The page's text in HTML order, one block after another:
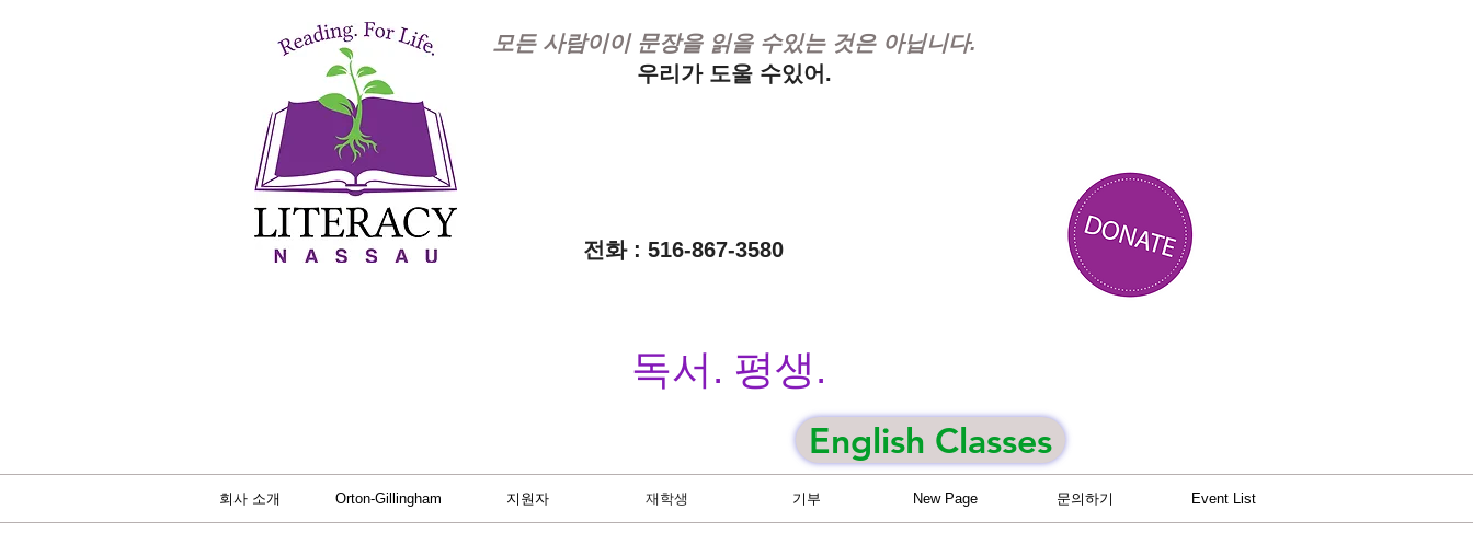
모든 사람이이 문장을 읽을 수있는 것은 아닙니다.
우리가 도울 수있어.
전화 : 516-867-3580
독서. 평생.
English Classes
회사 소개 Orton-Gillingham 지원자 재학생 기부 New Page 문의하기 Event List